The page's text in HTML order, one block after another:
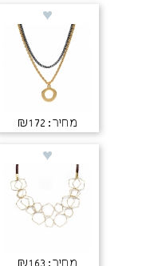
מחיר: ₪172
מחיר: ₪163